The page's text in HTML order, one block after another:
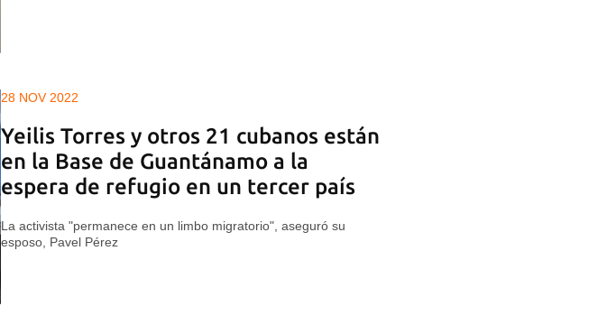
28 NOV 2022
Yeilis Torres y otros 21 cubanos están
en la Base de Guantánamo a la
espera de refugio en un tercer país
La activista "permanece en un limbo migratorio", aseguró su
esposo, Pavel Pérez